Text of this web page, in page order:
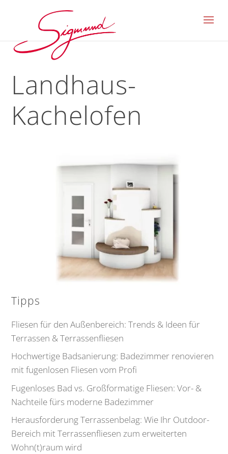
Landhaus-
Kachelofen
Tipps
Fliesen für den Außenbereich: Trends & Ideen für
Terrassen & Terrassenfliesen
Hochwertige Badsanierung: Badezimmer renovieren
mit fugenlosen Fliesen vom Profi
Fugenloses Bad vs. Großformatige Fliesen: Vor- &
Nachteile fürs moderne Badezimmer
Herausforderung Terrassenbelag: Wie Ihr Outdoor-
Bereich mit Terrassenfliesen zum erweiterten
Wohn(t)raum wird